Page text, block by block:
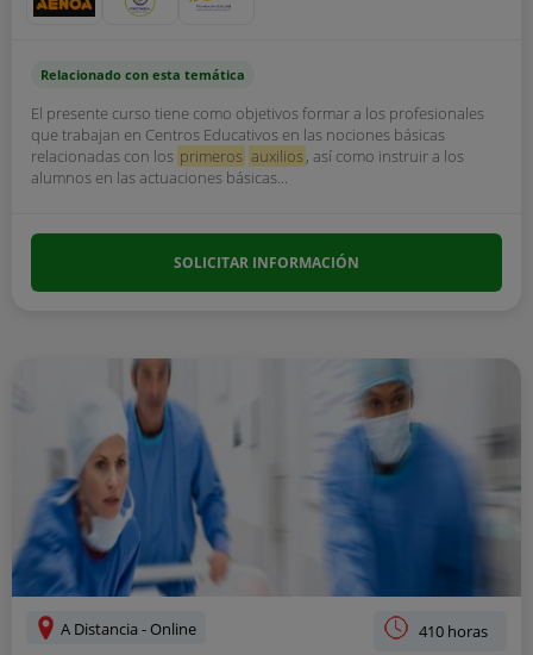
Relacionado con esta temática
El presente curso tiene como objetivos formar a los profesionales
que trabajan en Centros Educativos en las nociones básicas
relacionadas con los primeros auxilios, así como instruir a los
alumnos en las actuaciones básicas...
SOLICITAR INFORMACIÓN
A Distancia - Online 410 horas